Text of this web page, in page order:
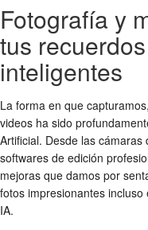
Fotografía y
tus
inteligentes
La forma en que
videos ha sido
Artificial. Desde las
softwares de edición
mejoras que damos por
fotos impresionantes
IA.